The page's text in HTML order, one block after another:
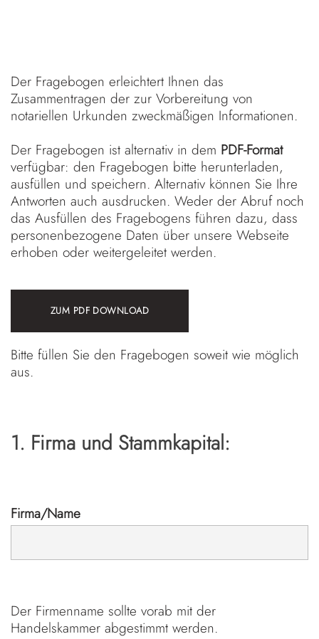
Der Fragebogen erleichtert Ihnen das
Zusammentragen der zur Vorbereitung von
notariellen Urkunden zweckmäßigen Informationen.
Der Fragebogen ist alternativ in dem PDF-Format
verfügbar: den Fragebogen bitte herunterladen,
ausfüllen und speichern. Alternativ können Sie Ihre
Antworten auch ausdrucken. Weder der Abruf noch
das Ausfüllen des Fragebogens führen dazu, dass
personenbezogene Daten über unsere Webseite
erhoben oder weitergeleitet werden.
ZUM PDF DOWNLOAD
Bitte füllen Sie den Fragebogen soweit wie möglich
aus.
1. Firma und Stammkapital:
Firma/Name
Der Firmenname sollte vorab mit der
Handelskammer abgestimmt werden.